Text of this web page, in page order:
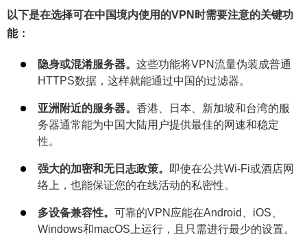
以下是在选择可在中国境内使用的VPN时需要注意的关键功
能：
隐身或混淆服务器。 这些功能将VPN流量伪装成普通
HTTPS数据，这样就能通过中国的过滤器。
亚洲附近的服务器。 香港、日本、新加坡和台湾的服
务器通常能为中国大陆用户提供最佳的网速和稳定
性。
强大的加密和无日志政策。
即使在公共Wi-Fi或酒店网
络上，也能保证您的在线活动的私密性。
多设备兼容性。 可靠的VPN应能在Android、iOS、
Windows和macOS上运行，且只需进行最少的设置。